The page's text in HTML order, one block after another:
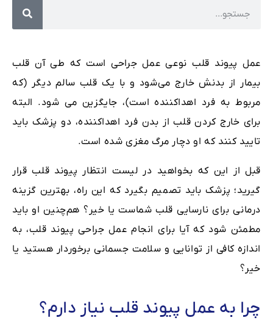
عمل پیوند قلب نوعی عمل جراحی است که طی آن قلب
بیمار از بدنش خارج می‌شود و با یک قلب سالم دیگر (که
مربوط به فرد اهداکننده است)، جایگزین می شود. البته
برای خارج کردن قلب از بدن فرد اهداکننده، دو پزشک باید
تایید کنند که او دچار مرگ مغزی شده است.
قبل از این که بخواهید در لیست انتظار پیوند قلب قرار
گیرید؛ پزشک باید تصمیم بگیرد که این راه، بهترین گزینه
درمانی برای نارسایی قلب شماست یا خیر؟ هم‌چنین او باید
مطمئن شود که آیا برای انجام عمل جراحی پیوند قلب، به
اندازه کافی از توانایی و سلامت جسمانی برخوردار هستید یا
خیر؟
چرا به عمل پیوند قلب نیاز دارم؟